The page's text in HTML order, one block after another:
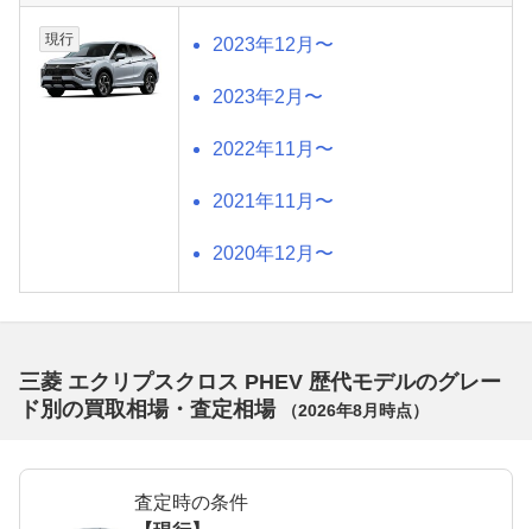
現行 2023年12月〜
2023年2月〜
2022年11月〜
2021年11月〜
2020年12月〜
三菱 エクリプスクロス PHEV 歴代モデルのグレー
ド別の買取相場・査定相場
（2026年8月 時点）
査定時の条件